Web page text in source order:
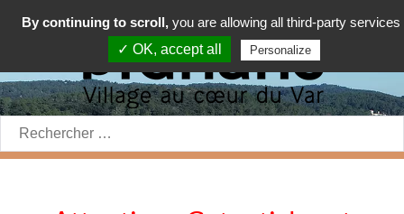
Rechercher:
By continuing to scroll, you are allowing all third-party services
✓ OK, accept all
Personalize